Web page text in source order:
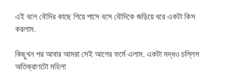
এই বলে বৌদির কাছে গিয়ে পাসে বসে বৌদিকে জড়িয়ে ধরে একটা কিস
করলাম.
কিছুখন পর আবার আমরা সেই আগের ফর্মে এলাম. একটা মদ্ধও চল্লিস
অতিক্রাণটো মহিলা